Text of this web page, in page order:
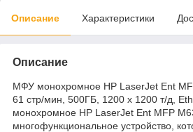
Описание Характеристики
Описание
МФУ монохромное HP LaserJet Ent
61 стр/мин, 500ГБ, 1200 x 1200 т/д,
монохромное HP LaserJet Ent MFP
многофункциональное устройство,